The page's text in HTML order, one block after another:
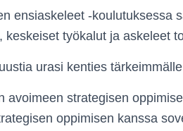
ensiaskeleet -koulutuksessa
keskeiset työkalut ja askeleet
urasi kenties
avoimeen strategisen
oppimisen kanssa